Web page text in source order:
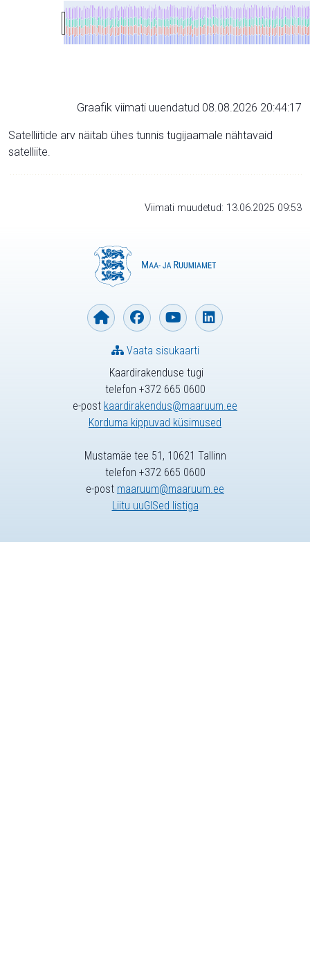
Graafik viimati uuendatud 08.08.2026 20:44:17
Satelliitide arv näitab ühes tunnis tugijaamale nähtavaid
satelliite.
Viimati muudetud: 13.06.2025 09:53
Kaardirakenduse tugi
telefon +372 665 0600
e-post kaardirakendus@maaruum.ee
Korduma kippuvad küsimused
Vaata sisukaarti
Mustamäe tee 51, 10621 Tallinn
telefon +372 665 0600
e-post maaruum@maaruum.ee
Liitu uuGISed listiga